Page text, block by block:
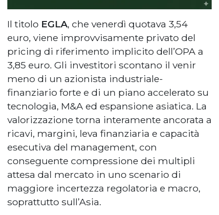
Il titolo EGLA, che venerdì quotava 3,54
euro, viene improvvisamente privato del
pricing di riferimento implicito dell’OPA a
3,85 euro. Gli investitori scontano il venir
meno di un azionista industriale-
finanziario forte e di un piano accelerato su
tecnologia, M&A ed espansione asiatica. La
valorizzazione torna interamente ancorata a
ricavi, margini, leva finanziaria e capacità
esecutiva del management, con
conseguente compressione dei multipli
attesa dal mercato in uno scenario di
maggiore incertezza regolatoria e macro,
soprattutto sull’Asia.